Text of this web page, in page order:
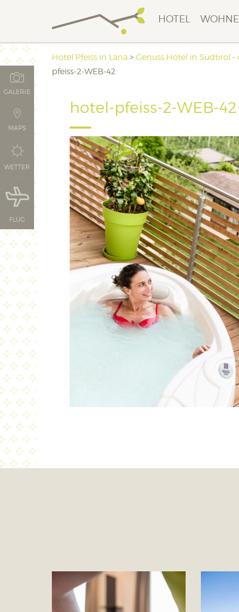
HOTEL
Hotel Pfeiss in Lana > Genuss Hotel in Südtirol
pfeiss-2-WEB-42
hotel-pfeiss-2-WEB-42
GALERIE
MAPS
WETTER
FLUG